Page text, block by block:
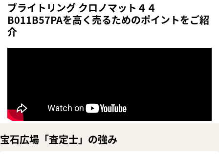
ブライトリング クロノマット４４
B011B57PAを高く売るためのポイントをご紹
介
宝石広場「査定士」の強み